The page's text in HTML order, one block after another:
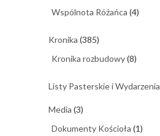
Wspólnota Różańca (4)
Kronika (385)
Kronika rozbudowy(8)
Listy Pasterskie i Wydarzenia
Media (3)
Dokumenty Kościoła (1)